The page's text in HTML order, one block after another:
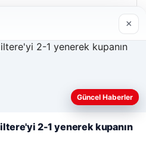
daha iyi anlayabilmek,
×
Güncel Haberler
2-1 yenerek kupanın